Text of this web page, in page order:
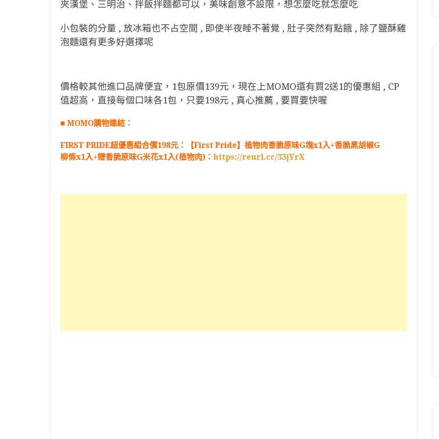
夾漢堡、三明治、拌飯拌麵都可以，美味創意不設限，想怎麼吃就怎麼吃
小包裝的分量 , 放冰箱也不占空間 , 即使半夜睡不著覺 , 肚子突然有點餓 , 除了鹽酥雞
泡麵還有更多好選擇呢
價格較其他進口品牌便宜，1包原價139元，現在上MOMO還有買2送1的優惠組 , CP
值超高，直接每個口味各1包，只要198元 , 真心推薦 , 要買要快喔
■ MOMO購物連結：
FIRST PRIDE超優惠組合價198元：【First Pride】植物肉香脆原味G塊x1入+香脆黑胡椒G
柳條x1入+贈香脆原味G米花x1入(植物肉)： https://reurl.cc/33jYrX